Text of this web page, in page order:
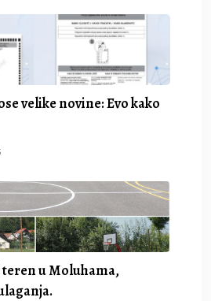
velike novine: Evo kako
u Moluhama,